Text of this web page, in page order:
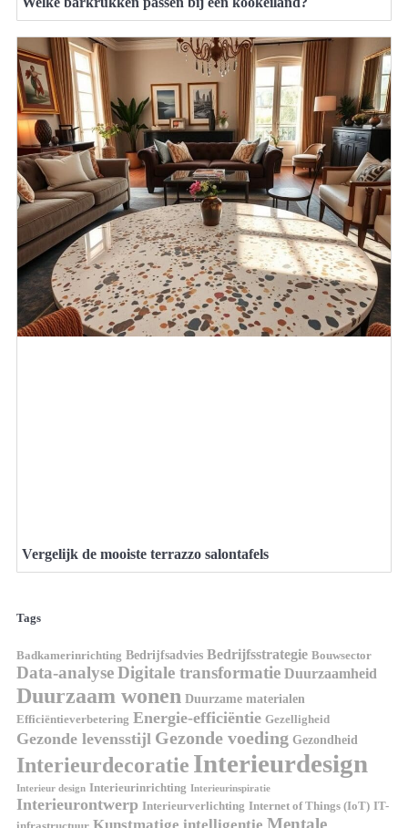
Vergelijk de mooiste terrazzo salontafels
Tags
Badkamerinrichting Bedrijfsadvies Bedrijfsstrategie Bouwsector
Data-analyseDigitale transformatie Duurzaamheid
Duurzaam wonen Duurzame materialen
Efficiëntieverbetering Energie-efficiëntie Gezelligheid
Gezonde levensstijl Gezonde voeding Gezondheid
Interieurdecoratie Interieurdesign
Interieur design Interieurinrichting Interieurinspiratie
Interieurontwerp Interieurverlichting Internet of Things (IoT) IT-
Kunstmatige intelligentie Mentale